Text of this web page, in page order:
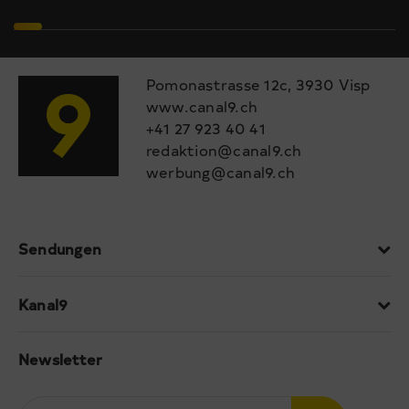
Pomonastrasse 12c, 3930 Visp
www.canal9.ch
+41 27 923 40 41
redaktion@canal9.ch
werbung@canal9.ch
Sendungen
Kanal9
Newsletter